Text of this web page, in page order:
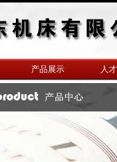
产品展示 人